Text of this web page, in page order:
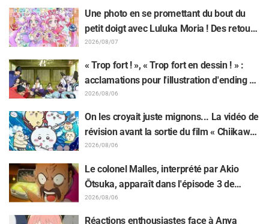
Une photo en se promettant du bout du
petit doigt avec Luluka Moria ! Des retours
sur le compte rendu de la comédienne de
doublage Nao Tōyama après avoir assisté
au Dream Stage de « Star Detective
Precure! » : « C’est le W Arcana »
2026/08/07
« Trop fort ! », « Trop fort en dessin ! » :
acclamations pour l'illustration d'ending du
13e épisode dessinée par Asaki Yuikawa,
la comédienne doublant le protagoniste
de « The Elusive Samurai »
2026/08/06
On les croyait juste mignons... La vidéo de
révision avant la sortie du film « Chiikawa
» suscite des réactions surprises face au
décalage : « C'est plus sévère qu'imaginé
», « Ça ne parle que de travail »
2026/08/06
Le colonel Malles, interprété par Akio
Ōtsuka, apparaît dans l'épisode 3 de
l'anime TV « The Ghost in the Shell » !
Commentaire du comédien et carte de fin
2026/08/06
Réactions enthousiastes face à Anya